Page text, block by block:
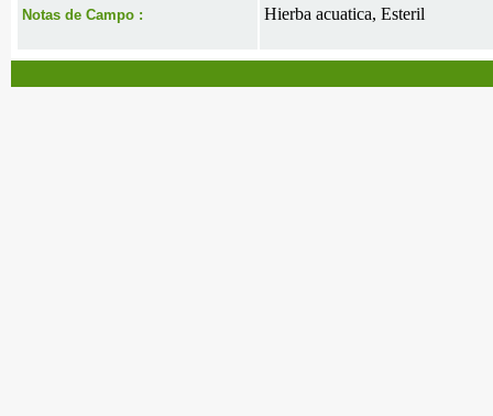
Notas de Campo : Hierba acuatica, Esteril